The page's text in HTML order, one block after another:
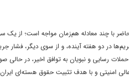
با چند معادله هم‌زمان مواجه است؛ از یک
در دو هفته آینده، و از سوی دیگر، فشار
رسایی و نبویان به توافق اخیر، در حالی
امنیتی و با هدف تثبیت حقوق هسته‌ای